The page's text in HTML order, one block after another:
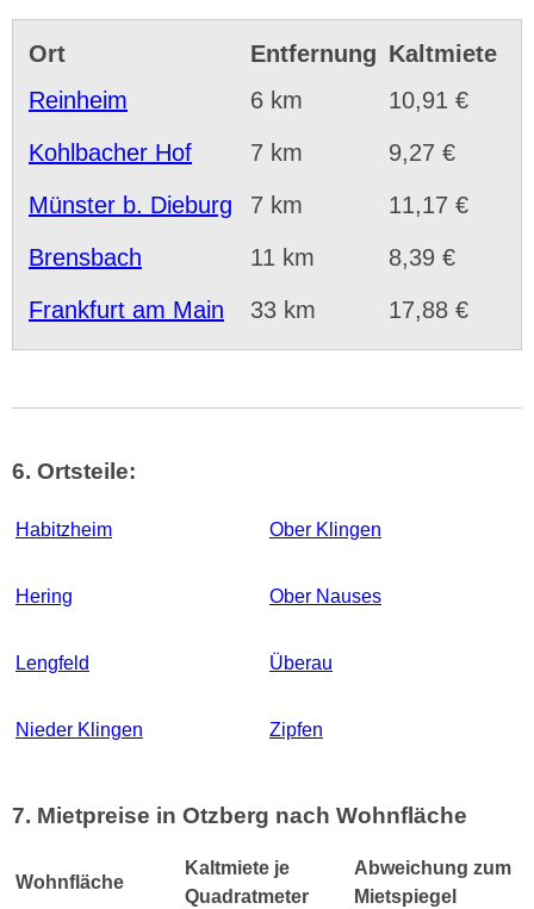
Ort Entfernung Kaltmiete
Reinheim
6 km
10,91 €
Kohlbacher Hof
7 km
9,27 €
Münster b. Dieburg
7 km
11,17 €
Brensbach
11 km
8,39 €
Frankfurt am Main
33 km 17,88 €
6. Ortsteile:
Habitzheim
Hering
Lengfeld
Nieder Klingen
Ober Klingen
Ober Nauses
Überau
Zipfen
7. Mietpreise in Otzberg nach Wohnfläche
Wohnfläche
Kaltmiete je
Quadratmeter
Abweichung zum
Mietspiegel